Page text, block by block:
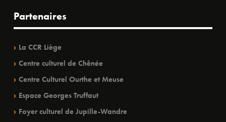
Partenaires
La CCR Liège
Centre culturel de Chênée
Centre Culturel Ourthe et Meuse
Espace Georges Truffaut
Foyer culturel de Jupille-Wandre